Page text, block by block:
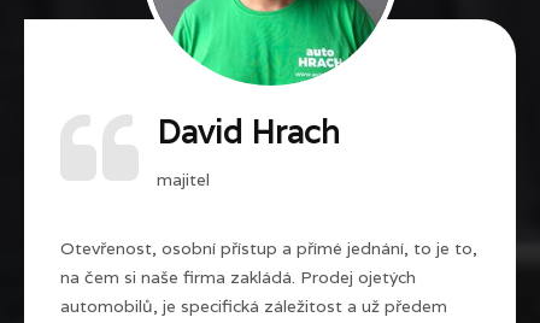
David Hrach
majitel
Otevřenost, osobní přístup a přímé jednání, to je to,
na čem si naše firma zakládá. Prodej ojetých
automobilů, je specifická záležitost a už předem